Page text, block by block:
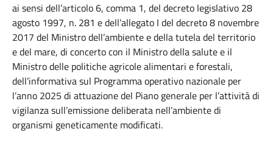
ai sensi dell’articolo 6, comma 1, del decreto legislativo 28
agosto 1997, n. 281 e dell’allegato I del decreto 8 novembre
2017 del Ministro dell’ambiente e della tutela del territorio
e del mare, di concerto con il Ministro della salute e il
Ministro delle politiche agricole alimentari e forestali,
dell’informativa sul Programma operativo nazionale per
l’anno 2025 di attuazione del Piano generale per l’attività di
vigilanza sull’emissione deliberata nell’ambiente di
organismi geneticamente modificati.